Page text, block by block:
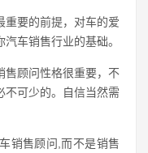
重要的前提，对车的爱
车销售行业的基础。
售顾问性格很重要，不
不可少的。自信当然需
销售顾问,而不是销售